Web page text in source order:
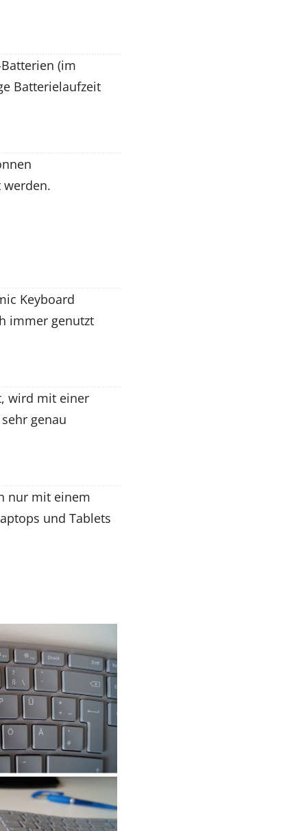
(im
Batterielaufzeit
Keyboard
immer genutzt
wird mit einer
genau
nur mit einem
und Tablets